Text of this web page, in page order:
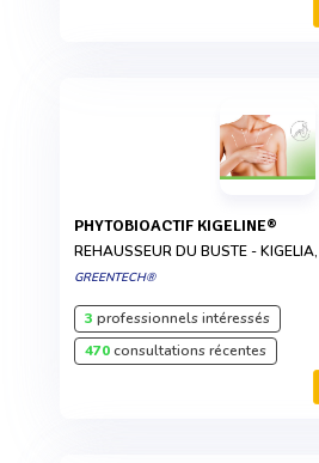
PHYTOBIOACTIF KIGELINE®
REHAUSSEUR DU BUSTE -
GREENTECH®
3 professionnels intéressés
470consultations récentes